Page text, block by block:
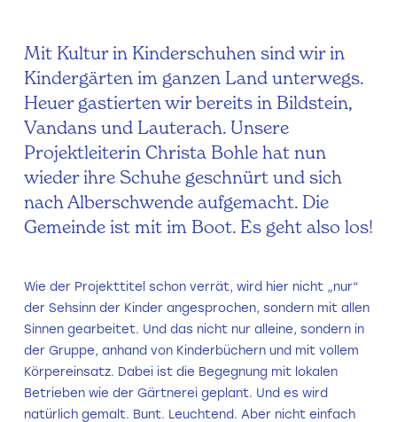
Mit Kultur in Kinderschuhen sind wir in
Kindergärten im ganzen Land unterwegs.
Heuer gastierten wir bereits in Bildstein,
Vandans und Lauterach. Unsere
Projektleiterin Christa Bohle hat nun
wieder ihre Schuhe geschnürt und sich
nach Alberschwende aufgemacht. Die
Gemeinde ist mit im Boot. Es geht also los!
Wie der Projekttitel schon verrät, wird hier nicht „nur“
der Sehsinn der Kinder angesprochen, sondern mit allen
Sinnen gearbeitet. Und das nicht nur alleine, sondern in
der Gruppe, anhand von Kinderbüchern und mit vollem
Körpereinsatz. Dabei ist die Begegnung mit lokalen
Betrieben wie der Gärtnerei geplant. Und es wird
natürlich gemalt. Bunt. Leuchtend. Aber nicht einfach